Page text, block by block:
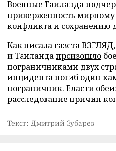
Военные Таиланда
приверженность
конфликта и сохранению
Как писала газета
и Таиландапроизошло
пограничниками двух
инцидентапогиб один
пограничник. Власти
расследование причин
Текст: Дмитрий Зубарев